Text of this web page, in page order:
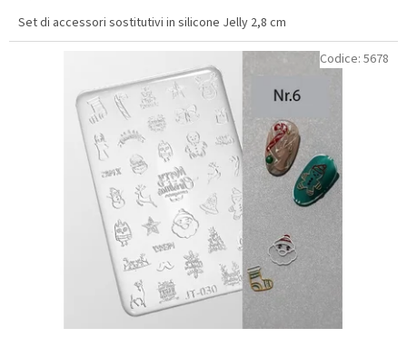
Set di accessori sostitutivi in silicone Jelly 2,8 cm
Codice: 5678